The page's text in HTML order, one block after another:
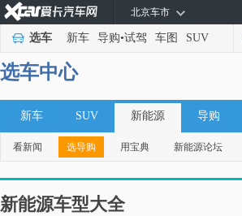
北京车市
选车 新车 导购•试驾 车图 SUV
选车中心
新车 SUV 新能源 导购
看新闻 选导购 用宝典 新能源论坛
新能源车型大全